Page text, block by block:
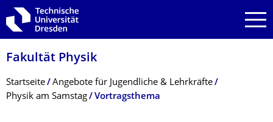
Zur Hauptnavigation springen
Zur Suche springen
Zum Inhalt springen
Fakultät Physik
Breadcrumb-Menü
Startseite
Angebote für Jugendliche & Lehrkräfte
Physik am Samstag
Vortragsthema